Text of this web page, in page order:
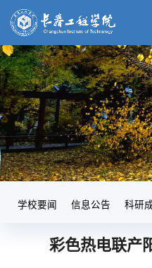
学校要闻 信息公告 科研
彩色热电联产